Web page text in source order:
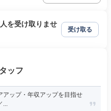
を受け取りませ
受け取る
ッフ
アップ・年収アップを目指せ
...